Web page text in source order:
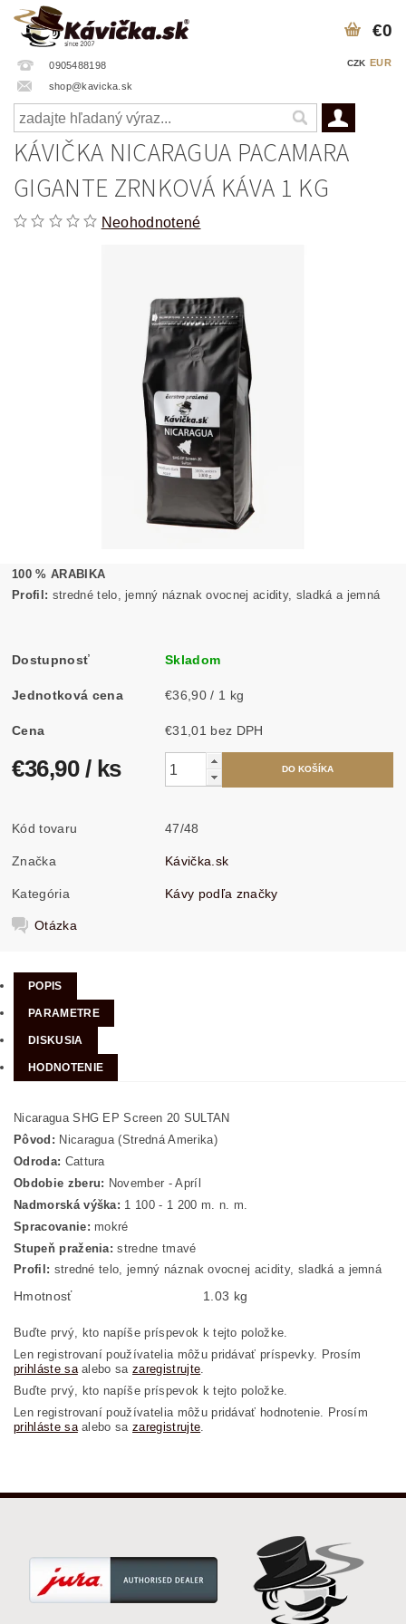
0905488198
shop@kavicka.sk
CZK EUR
€0
KÁVIČKA NICARAGUA PACAMARA
GIGANTE ZRNKOVÁ KÁVA 1 KG
Neohodnotené
100 % ARABIKA
Profil: stredné telo, jemný náznak ovocnej acidity, sladká a jemná
Dostupnosť Skladom
Jednotková cena €36,90 / 1 kg
Cena €31,01 bez DPH
€36,90 / ks
Kód tovaru 47/48
Značka Kávička.sk
Kategória Kávy podľa značky
Otázka
POPIS
PARAMETRE
DISKUSIA
HODNOTENIE
Nicaragua SHG EP Screen 20 SULTAN
Pôvod: Nicaragua (Stredná Amerika)
Odroda: Cattura
Obdobie zberu: November - Apríl
Nadmorská výška: 1 100 - 1 200 m. n. m.
Spracovanie: mokré
Stupeň praženia: stredne tmavé
Profil: stredné telo, jemný náznak ovocnej acidity, sladká a jemná
Hmotnosť 1.03 kg
Buďte prvý, kto napíše príspevok k tejto položke.
Len registrovaní používatelia môžu pridávať príspevky. Prosím
prihláste saalebo sazaregistrujte.
Buďte prvý, kto napíše príspevok k tejto položke.
Len registrovaní používatelia môžu pridávať hodnotenie. Prosím
prihláste saalebo sazaregistrujte.